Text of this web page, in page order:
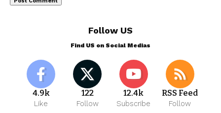
Follow US
Find US on Social Medias
4.9k
Like
122
Follow
12.4k
Subscribe
RSS Feed
Follow